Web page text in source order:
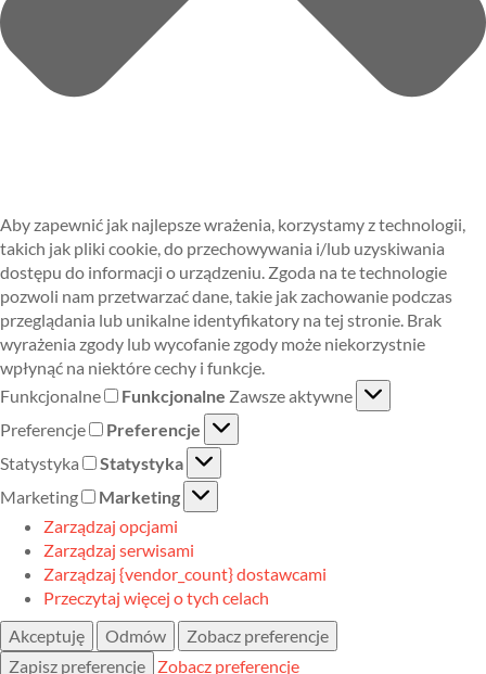
Aby zapewnić jak najlepsze wrażenia, korzystamy z technologii,
takich jak pliki cookie, do przechowywania i/lub uzyskiwania
dostępu do informacji o urządzeniu. Zgoda na te technologie
pozwoli nam przetwarzać dane, takie jak zachowanie podczas
przeglądania lub unikalne identyfikatory na tej stronie. Brak
wyrażenia zgody lub wycofanie zgody może niekorzystnie
wpłynąć na niektóre cechy i funkcje.
Funkcjonalne
Funkcjonalne Zawsze aktywne
Preferencje
Preferencje
Statystyka
Statystyka
Marketing
Marketing
Zarządzaj opcjami
Zarządzaj serwisami
Zarządzaj {vendor_count} dostawcami
Przeczytaj więcej o tych celach
Akceptuję
Odmów
Zobacz preferencje
Zapisz preferencje
Zobacz preferencje